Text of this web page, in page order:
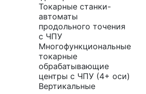
Токарные станки-
автоматы
продольного точения
с ЧПУ
Многофункциональные
токарные
обрабатывающие
центры с ЧПУ (4+ оси)
Вертикальные